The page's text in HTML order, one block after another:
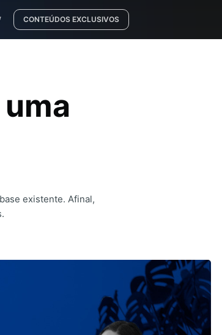
CONTEÚDOS EXCLUSIVOS
existente. Afinal,